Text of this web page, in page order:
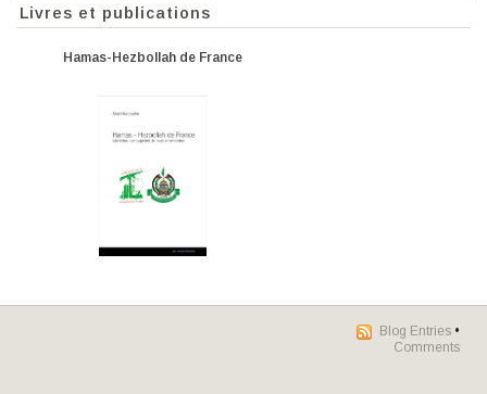
Livres et publications
Hamas-Hezbollah de France
Blog Entries •
Comments